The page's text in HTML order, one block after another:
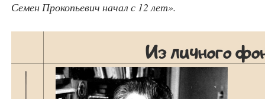
Семен Прокопьевич начал с 12 лет».